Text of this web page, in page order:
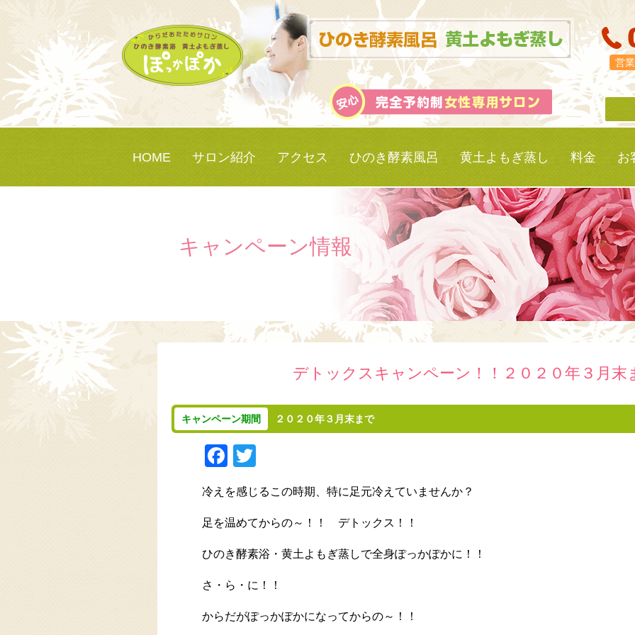
営
HOME サロン紹介 アクセス ひのき酵素風呂 黄土よもぎ蒸し 料金 お
キャンペーン情報
デトックスキャンペーン！！２０２０年３月末
キャンペーン期間 ２０２０年３月末まで
Facebook
冷えを感じるこの時期、特に足元冷えていませんか？
足を温めてからの～！！ デトックス！！
ひのき酵素浴・黄土よもぎ蒸しで全身ぽっかぽかに！！
さ・ら・に！！
からだがぽっかぽかになってからの～！！